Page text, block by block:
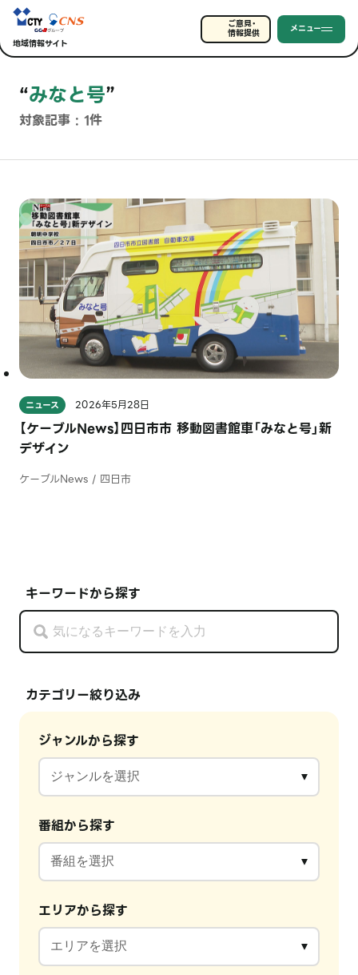
地域情報サイト
ご意見・
情報提供 メニュー
“みなと号”
対象記事 : 1件
キーワードから探す
カテゴリー絞り込み
ジャンルから探す
番組から探す
エリアから探す
ニュース 2026年5月28日
【ケーブルNews】四日市市 移動図書館車「みなと号」新
デザイン
ケーブルNews / 四日市